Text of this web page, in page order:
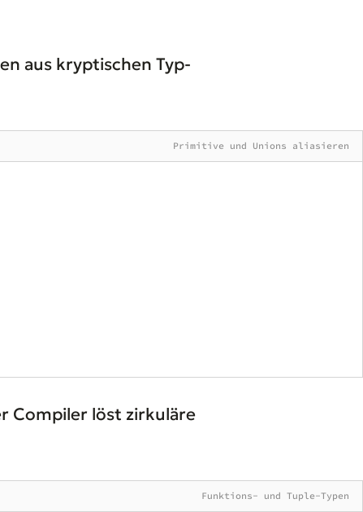
aus kryptischen Typ-
Primitive und Unions aliasieren
Compiler löst zirkuläre
Funktions- und Tuple-Typen